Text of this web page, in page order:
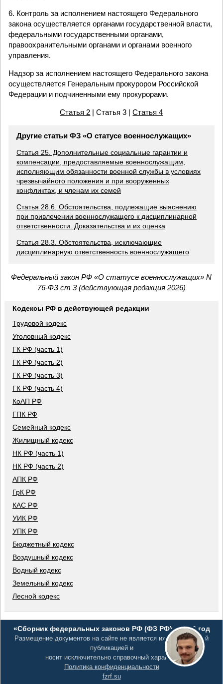
6. Контроль за исполнением настоящего Федерального
закона осуществляется органами государственной власти,
федеральными государственными органами,
правоохранительными органами и органами военного
управления.
Надзор за исполнением настоящего Федерального закона
осуществляется Генеральным прокурором Российской
Федерации и подчиненными ему прокурорами.
Статья 2 | Статья 3 |Статья 4
Другие статьи ФЗ «О статусе военнослужащих»
Статья 25. Дополнительные социальные гарантии и
компенсации, предоставляемые военнослужащим,
исполняющим обязанности военной службы в условиях
чрезвычайного положения и при вооруженных
конфликтах, и членам их семей
Статья 28.6. Обстоятельства, подлежащие выяснению
при привлечении военнослужащего к дисциплинарной
ответственности. Доказательства и их оценка
Статья 28.3. Обстоятельства, исключающие
дисциплинарную ответственность военнослужащего
Федеральный закон РФ «О статусе военнослужащих» N
76-ФЗ ст 3 (действующая редакция 2026)
Кодексы РФ в действующей редакции
Трудовой кодекс
Уголовный кодекс
ГК РФ (часть 1)
ГК РФ (часть 2)
ГК РФ (часть 3)
ГК РФ (часть 4)
КоАП РФ
ГПК РФ
Семейный кодекс
Жилищный кодекс
НК РФ (часть 1)
НК РФ (часть 2)
АПК РФ
ГрК РФ
КАС РФ
УИК РФ
УПК РФ
Бюджетный кодекс
Воздушный кодекс
Водный кодекс
Земельный кодекс
Лесной кодекс
«Сборник федеральных законов РФ (ФЗ РФ)», 2026 год
Размещение документов на сайте не является их официальной
публикацией и
носит исключительно справочный характер
Политика конфиденциальности
fzrf.su